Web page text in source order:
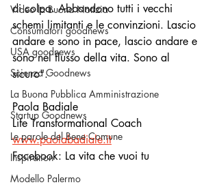
Video la Buona Notizia
Consumatori goodnews
USA goodnews
Scienza Goodnews
La Buona Pubblica Amministrazione
Startup Goodnews
Le parole del Bene Comune
Inspiration
Modello Palermo
di colpa. Abbandono tutti i vecchi
schemi limitanti e le convinzioni. Lascio
andare e sono in pace, lascio andare e
sono nel flusso della vita. Sono al
sicuro".
Paola Badiale
Life Transformational Coach
www.paolabadiale.it
Facebook: La vita che vuoi tu